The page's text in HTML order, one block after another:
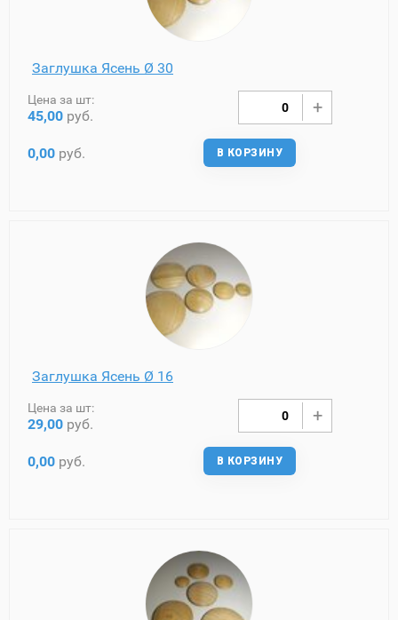
Заглушка Ясень Ø 30
Цена за шт:
45,00 руб.
0,00 руб. В КОРЗИНУ
Заглушка Ясень Ø 16
Цена за шт:
29,00 руб.
0,00 руб. В КОРЗИНУ